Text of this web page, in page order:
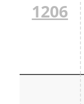
1206